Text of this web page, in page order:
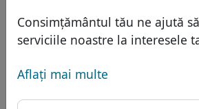
Consimțământul tău ne ajută
serviciile noastre la interesele
Aflaţi mai multe
Domenii asiatice
Domenii europene
Domeniile din Orientul
Reduceri
Transfer
Protecţia ID
Gazduire DNS
FAQ